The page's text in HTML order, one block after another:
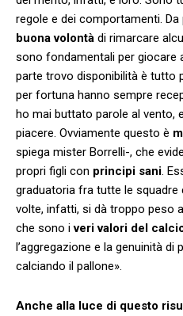
regole e dei comportamenti. Da
buona volontà di rimarcare
sono fondamentali per giocare
parte trovo disponibilità è tutto
per fortuna hanno sempre
ho mai buttato parole al vento,
piacere. Ovviamente questo è
spiega mister Borrelli-, che
propri figli con principi sani.
graduatoria fra tutte le
volte, infatti, si dà troppo peso
che sono iveri valori del
l’aggregazione e la genuinità di
calciando il pallone».
Anche alla luce di questo